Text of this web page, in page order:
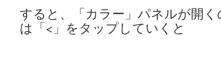
すると、「カラー」パネルが開
は「<」をタップしていくと